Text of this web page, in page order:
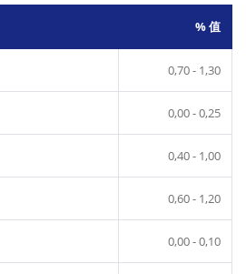
% 值
0,70 - 1,30
0,00 - 0,25
0,40 - 1,00
0,60 - 1,20
0,00 - 0,10